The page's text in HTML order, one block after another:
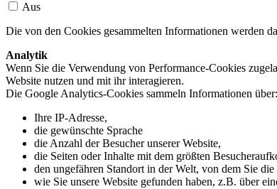
Aus
Die von den Cookies gesammelten Informationen werden
Analytik
Wenn Sie die Verwendung von Performance-Cookies
Website nutzen und mit ihr interagieren.
Die Google Analytics-Cookies sammeln Informationen über:
Ihre IP-Adresse,
die gewünschte Sprache
die Anzahl der Besucher unserer Website,
die Seiten oder Inhalte mit dem größten
den ungefähren Standort in der Welt, von dem Sie die
wie Sie unsere Website gefunden haben, z.B. über